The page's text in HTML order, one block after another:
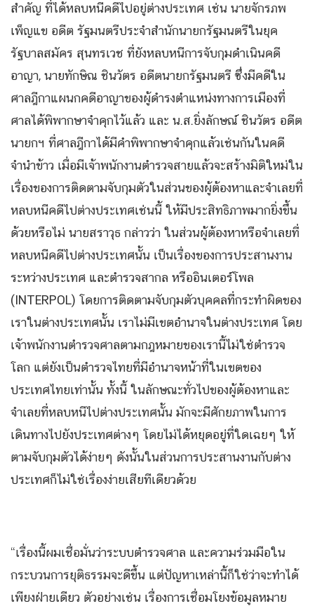
สำคัญ ที่ได้หลบหนีคดีไปอยู่ต่างประเทศ เช่น นายจักรภพ
เพ็ญแข อดีต รัฐมนตรีประจำสำนักนายกรัฐมนตรีในยุค
รัฐบาลสมัคร สุนทรเวช ที่ยังหลบหนีการจับกุมดำเนินคดี
อาญา, นายทักษิณ ชินวัตร อดีตนายกรัฐมนตรี ซึ่งมีคดีใน
ศาลฎีกาแผนกคดีอาญาของผู้ดำรงตำแหน่งทางการเมืองที่
ศาลได้พิพากษาจำคุกไว้แล้ว และ น.ส.ยิ่งลักษณ์ ชินวัตร อดีต
นายกฯ ที่ศาลฎีกาได้มีคำพิพากษาจำคุกแล้วเช่นกันในคดี
จำนำข้าว เมื่อมีเจ้าพนักงานตำรวจสายแล้วจะสร้างมิติใหม่ใน
เรื่องของการติดตามจับกุมตัวในส่วนของผู้ต้องหาและจำเลยที่
หลบหนีคดีไปต่างประเทศเช่นนี้ ให้มีประสิทธิภาพมากยิ่งขึ้น
ด้วยหรือไม่ นายสราวุธ กล่าวว่า ในส่วนผู้ต้องหาหรือจำเลยที่
หลบหนีคดีไปต่างประเทศนั้น เป็นเรื่องของการประสานงาน
ระหว่างประเทศ และตำรวจสากล หรืออินเตอร์โพล
(INTERPOL) โดยการติดตามจับกุมตัวบุคคลที่กระทำผิดของ
เราในต่างประเทศนั้น เราไม่มีเขตอำนาจในต่างประเทศ โดย
เจ้าพนักงานตำรวจศาลตามกฎหมายของเรานี้ไม่ใช่ตำรวจ
โลก แต่ยังเป็นตำรวจไทยที่มีอำนาจหน้าที่ในเขตของ
ประเทศไทยเท่านั้น ทั้งนี้ ในลักษณะทั่วไปของผู้ต้องหาและ
จำเลยที่หลบหนีไปต่างประเทศนั้น มักจะมีศักยภาพในการ
เดินทางไปยังประเทศต่างๆ โดยไม่ได้หยุดอยู่ที่ใดเฉยๆ ให้
ตามจับกุมตัวได้ง่ายๆ ดังนั้นในส่วนการประสานงานกับต่าง
ประเทศก็ไม่ใช่เรื่องง่ายเสียทีเดียวด้วย
“เรื่องนี้ผมเชื่อมั่นว่าระบบตำรวจศาล และความร่วมมือใน
กระบวนการยุติธรรมจะดีขึ้น แต่ปัญหาเหล่านี้ก็ใช่ว่าจะทำได้
เพียงฝ่ายเดียว ตัวอย่างเช่น เรื่องการเชื่อมโยงข้อมูลหมาย